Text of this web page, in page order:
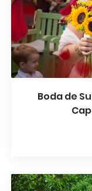
Boda de